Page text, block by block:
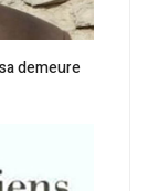
demeure